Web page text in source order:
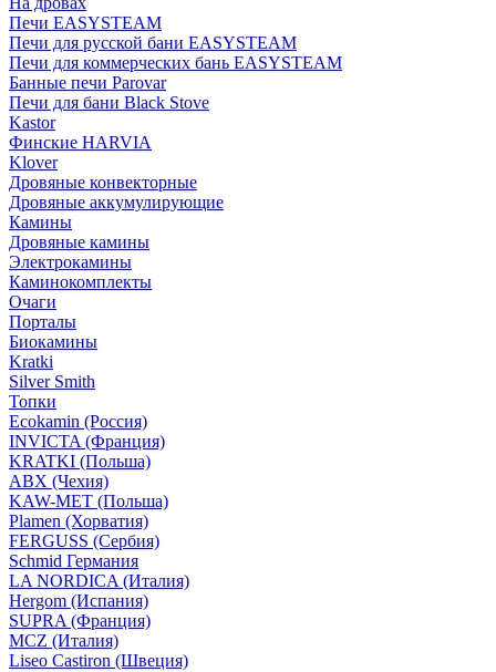
Печи EASYSTEAM
Печи для русской бани EASYSTEAM
Печи для коммерческих бань EASYSTEAM
Банные печи Parovar
Печи для бани Black Stove
Kastor
Финские HARVIA
Klover
Дровяные конвекторные
Дровяные аккумулирующие
Камины
Дровяные камины
Электрокамины
Каминокомплекты
Очаги
Порталы
Биокамины
Kratki
Silver Smith
Топки
Ecokamin (Россия)
INVICTA (Франция)
KRATKI (Польша)
ABX (Чехия)
KAW-MET (Польша)
Plamen (Хорватия)
FERGUSS (Сербия)
Schmid Германия
LA NORDICA (Италия)
Hergom (Испания)
SUPRA (Франция)
MCZ (Италия)
Liseo Castiron (Швеция)